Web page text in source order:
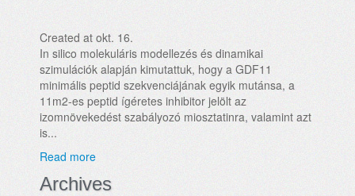
Created at okt. 16.
In silico molekuláris modellezés és dinamikai
szimulációk alapján kimutattuk, hogy a GDF11
minimális peptid szekvenciájának egyik mutánsa, a
11m2-es peptid ígéretes inhibitor jelölt az
izomnövekedést szabályozó miosztatinra, valamint azt
is...
Read more
Archives